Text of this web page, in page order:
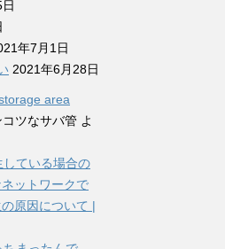
年7月1日
2021年6月28日
area
コツなサバ管 よ
ている場合の
ットワークで
原因について |